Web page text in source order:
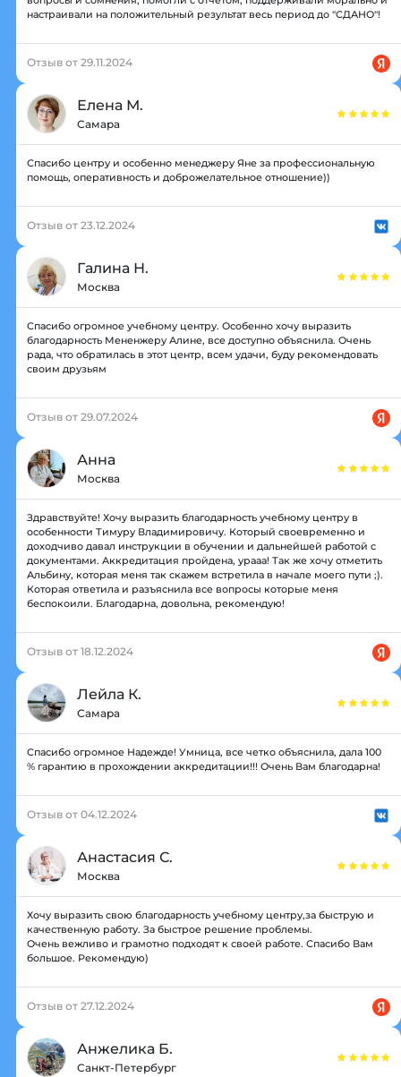
настраивали на положительный результат весь период до "СДАНО"!
Отзыв от 29.11.2024
Елена М.
Самара
Спасибо центру и особенно менеджеру Яне за профессиональную
помощь, оперативность и доброжелательное отношение))
Отзыв от 23.12.2024
Галина Н.
Москва
Спасибо огромное учебному центру. Особенно хочу выразить
благодарность Мененжеру Алине, все доступно объяснила. Очень
рада, что обратилась в этот центр, всем удачи, буду рекомендовать
своим друзьям
Отзыв от 29.07.2024
Анна
Москва
Здравствуйте! Хочу выразить благодарность учебному центру в
особенности Тимуру Владимировичу. Который своевременно и
доходчиво давал инструкции в обучении и дальнейшей работой с
документами. Аккредитация пройдена, урааа! Так же хочу отметить
Альбину, которая меня так скажем встретила в начале моего пути ;).
Которая ответила и разъяснила все вопросы которые меня
беспокоили. Благодарна, довольна, рекомендую!
Отзыв от 18.12.2024
Лейла К.
Самара
Спасибо огромное Надежде! Умница, все четко объяснила, дала 100
% гарантию в прохождении аккредитации!!! Очень Вам благодарна!
Отзыв от 04.12.2024
Анастасия С.
Москва
Хочу выразить свою благодарность учебному центру,за быструю и
качественную работу. За быстрое решение проблемы.
Очень вежливо и грамотно подходят к своей работе. Спасибо Вам
большое. Рекомендую)
Отзыв от 27.12.2024
Анжелика Б.
Санкт-Петербург